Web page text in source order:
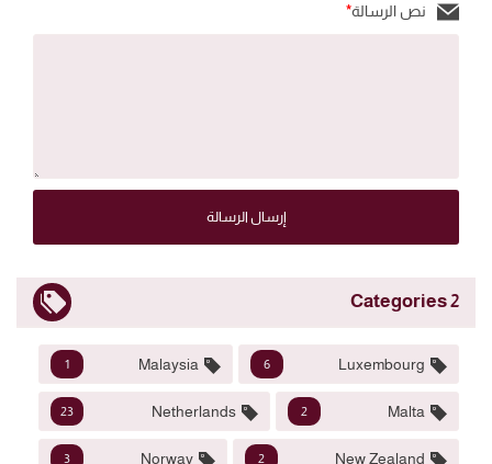
نص الرسالة*
إرسال الرسالة
2 Categories
Luxembourg
6
Malaysia
1
Malta
2
Netherlands
23
New Zealand
2
Norway
3